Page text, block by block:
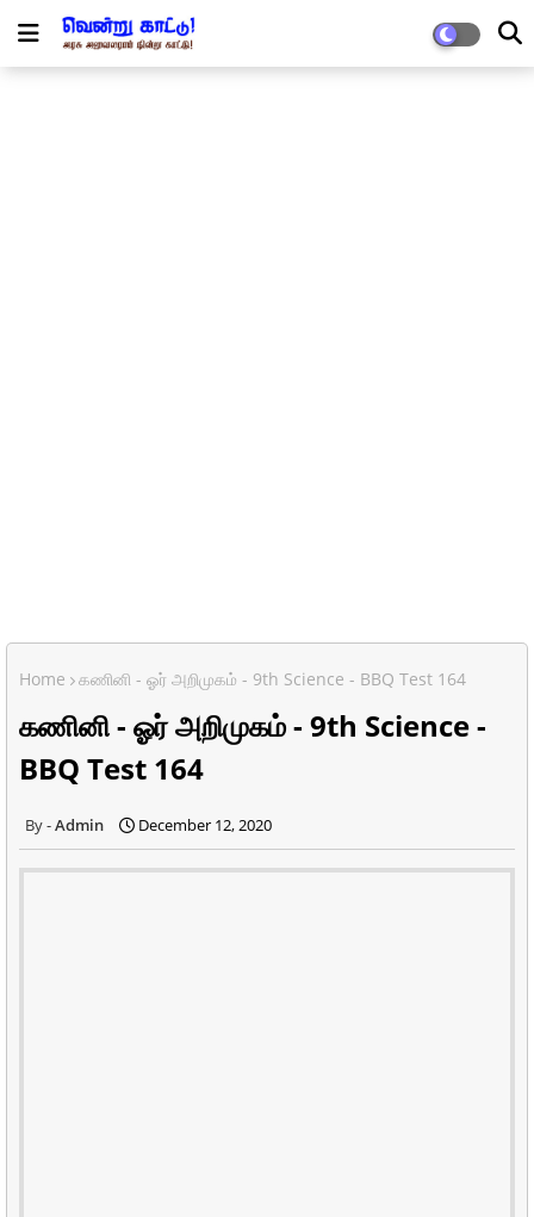
Home கணினி - ஓர் அறிமுகம் - 9th Science - BBQ Test 164
கணினி - ஓர் அறிமுகம் - 9th Science -
BBQ Test 164
Admin December 12, 2020